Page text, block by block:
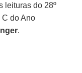
leituras do 28º
C do Ano
.